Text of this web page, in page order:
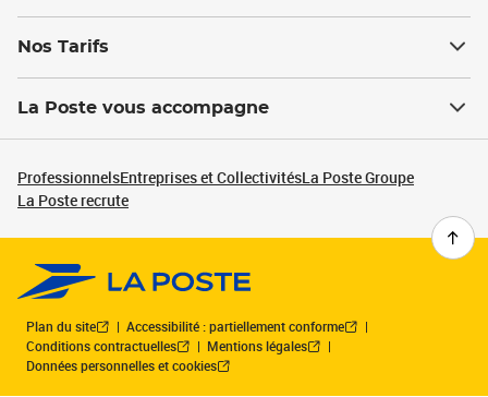
Nos Tarifs
La Poste vous accompagne
ProfessionnelsEntreprises et CollectivitésLa Poste Groupe
La Poste recrute
Plan du site
Accessibilité : partiellement conforme
Conditions contractuelles
Mentions légales
Données personnelles et cookies